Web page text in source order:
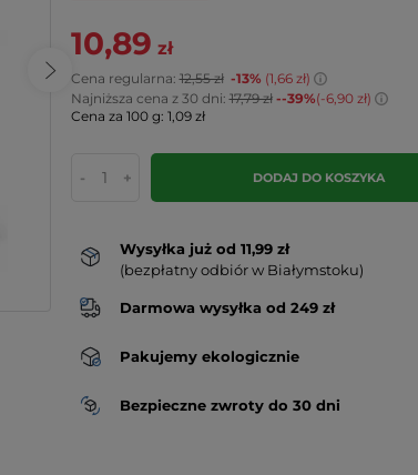
10,89 zł
Cena regularna:12,55 zł-13% (1,66 zł)
Najniższa cena z 30 dni: 17,79 zł --39%(-6,90 zł)
Cena za 100 g: 1,09 zł
- + DODAJ DO KOSZYKA
Wysyłka już od 11,99 zł
(bezpłatny odbiór w Białymstoku)
Darmowa wysyłka od 249 zł
Pakujemy ekologicznie
Bezpieczne zwroty do 30 dni